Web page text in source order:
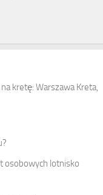
kretę: Warszawa Kreta,
osobowych lotnisko